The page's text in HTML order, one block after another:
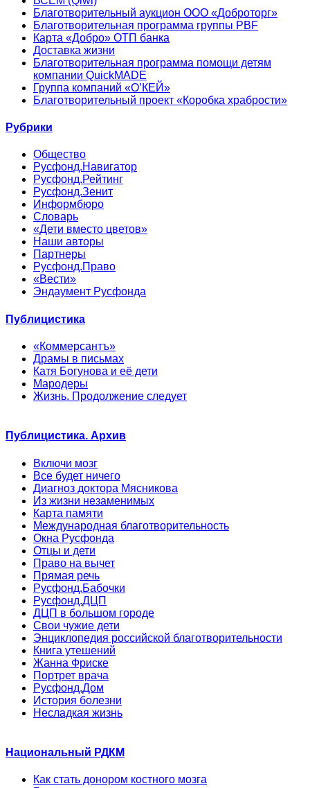
Благотворительный аукцион ООО «Доброторг»
Благотворительная программа группы PBF
Карта «Добро» ОТП банка
Доставка жизни
Благотворительная программа помощи детям
компании QuickMADE
Группа компаний «О’КЕЙ»
Благотворительный проект «Коробка храбрости»
Рубрики
Общество
Русфонд.Навигатор
Русфонд.Рейтинг
Русфонд.Зенит
Информбюро
Словарь
«Дети вместо цветов»
Наши авторы
Партнеры
Русфонд.Право
«Вести»
Эндаумент Русфонда
Публицистика
«Коммерсантъ»
Драмы в письмах
Катя Богунова и её дети
Мародеры
Жизнь. Продолжение следует
Публицистика. Архив
Включи мозг
Все будет ничего
Диагноз доктора Мясникова
Из жизни незаменимых
Карта памяти
Международная благотворительность
Окна Русфонда
Отцы и дети
Право на вычет
Прямая речь
Русфонд.Бабочки
Русфонд.ДЦП
ДЦП в большом городе
Свои чужие дети
Энциклопедия российской благотворительности
Книга утешений
Жанна Фриске
Портрет врача
Русфонд.Дом
История болезни
Несладкая жизнь
Национальный РДКМ
Как стать донором костного мозга